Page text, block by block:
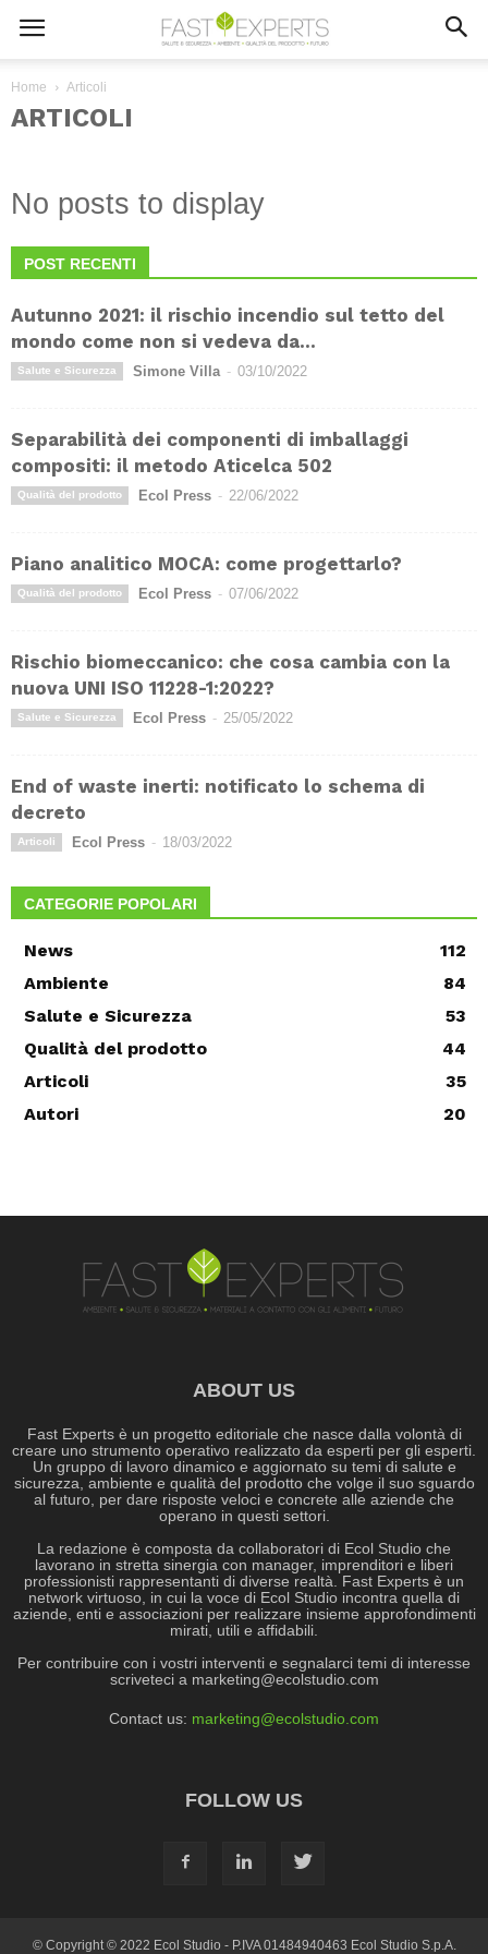
Home Articoli
ARTICOLI
No posts to display
POST RECENTI
Autunno 2021: il rischio incendio sul tetto del
mondo come non si vedeva da...
Salute e Sicurezza Simone Villa - 03/10/2022
Separabilità dei componenti di imballaggi
compositi: il metodo Aticelca 502
Qualità del prodotto Ecol Press - 22/06/2022
Piano analitico MOCA: come progettarlo?
Qualità del prodotto Ecol Press - 07/06/2022
Rischio biomeccanico: che cosa cambia con la
nuova UNI ISO 11228-1:2022?
Salute e Sicurezza Ecol Press - 25/05/2022
End of waste inerti: notificato lo schema di
decreto
Articoli Ecol Press - 18/03/2022
CATEGORIE POPOLARI
News
112
Ambiente
84
Salute e Sicurezza
53
Qualità del prodotto
44
Articoli
35
Autori
20
ABOUT US
Fast Experts è un progetto editoriale che nasce dalla volontà di
creare uno strumento operativo realizzato da esperti per gli esperti.
Un gruppo di lavoro dinamico e aggiornato su temi di salute e
sicurezza, ambiente e qualità del prodotto che volge il suo sguardo
al futuro, per dare risposte veloci e concrete alle aziende che
operano in questi settori.
La redazione è composta da collaboratori di Ecol Studio che
lavorano in stretta sinergia con manager, imprenditori e liberi
professionisti rappresentanti di diverse realtà. Fast Experts è un
network virtuoso, in cui la voce di Ecol Studio incontra quella di
aziende, enti e associazioni per realizzare insieme approfondimenti
mirati, utili e affidabili.
Per contribuire con i vostri interventi e segnalarci temi di interesse
scriveteci a marketing@ecolstudio.com
Contact us: marketing@ecolstudio.com
FOLLOW US
© Copyright © 2022 Ecol Studio - P.IVA 01484940463 Ecol Studio S.p.A.